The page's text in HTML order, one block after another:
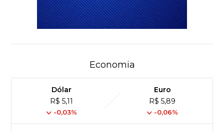
Economia
Dólar
R$ 5,11
-0,03%
Euro
R$ 5,89
-0,06%